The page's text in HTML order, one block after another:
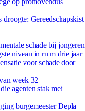
op promovendus
droogte: Gereedschapskist
schade bij jongeren
niveau in ruim drie jaar
voor schade door
week 32
agenten stak met
burgemeester Depla